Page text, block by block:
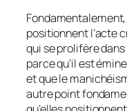
positionnent l’acte
qui se prolifère
parce qu’il est
et que le
autre point